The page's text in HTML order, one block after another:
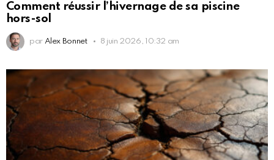
Comment réussir l’hivernage de sa piscine
hors-sol
par Alex Bonnet 8 juin 2026, 10:32 am